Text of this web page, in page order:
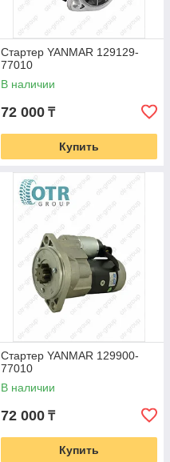
Стартер YANMAR 129129-
77010
В наличии
72 000 ₸
Купить
Стартер YANMAR 129900-
77010
В наличии
72 000 ₸
Купить